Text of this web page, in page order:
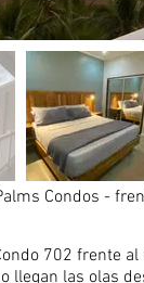
Condos -
702 frente
llegan las olas